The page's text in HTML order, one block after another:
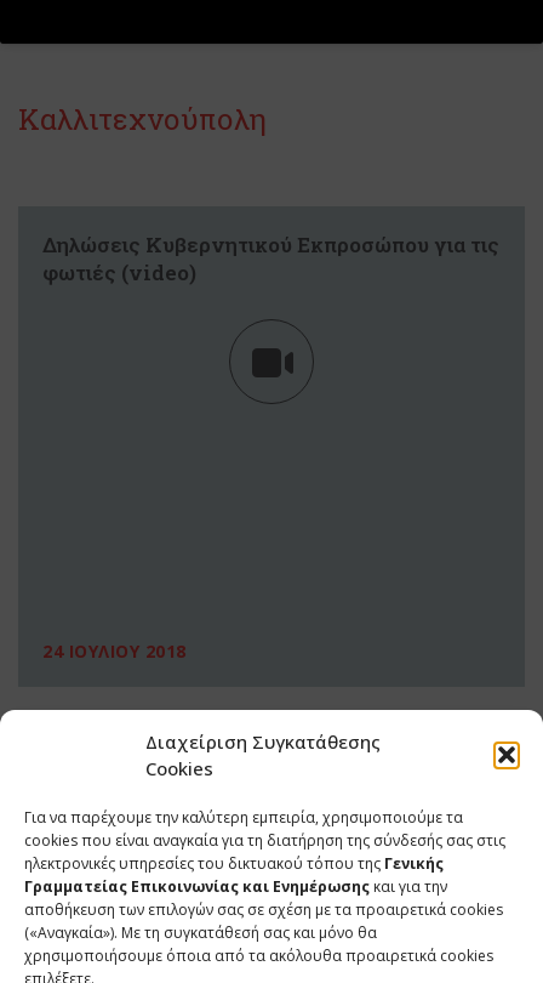
Διαχείριση Συγκατάθεσης
Cookies
Για να παρέχουμε την καλύτερη εμπειρία, χρησιμοποιούμε τα
cookies που είναι αναγκαία για τη διατήρηση της σύνδεσής σας στις
ηλεκτρονικές υπηρεσίες του δικτυακού τόπου της Γενικής
Γραμματείας Επικοινωνίας και Ενημέρωσης και για την
αποθήκευση των επιλογών σας σε σχέση με τα προαιρετικά cookies
(«Αναγκαία»). Με τη συγκατάθεσή σας και μόνο θα
χρησιμοποιήσουμε όποια από τα ακόλουθα προαιρετικά cookies
επιλέξετε.
Καλλιτεχνούπολη
Δηλώσεις Κυβερνητικού Εκπροσώπου για τις
φωτιές (video)
24 ΙΟΥΛΙΟΥ 2018
ΕΠΙΚΟΙΝΩΝΙΑ